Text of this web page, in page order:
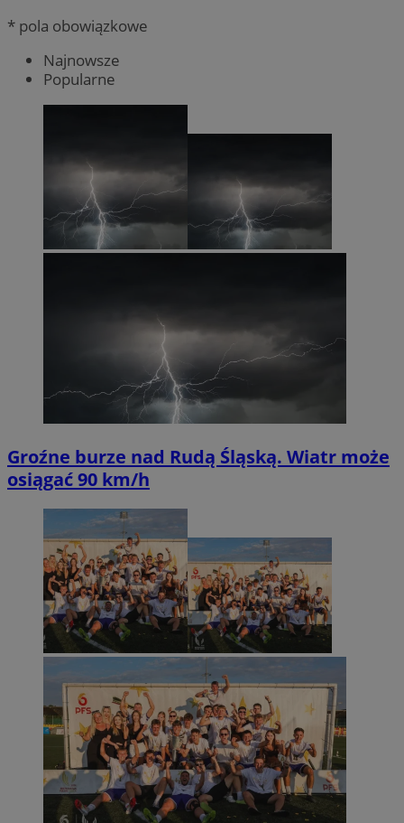
* pola obowiązkowe
Najnowsze
Popularne
Groźne burze nad Rudą Śląską. Wiatr może
osiągać 90 km/h